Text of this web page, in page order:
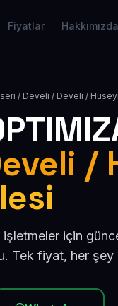
Fiyatlar Hakkımızda
/ Develi / Develi /
/
için
Tek fiyat, her şey